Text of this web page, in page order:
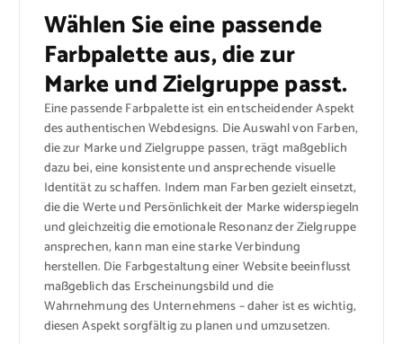
Wählen Sie eine passende
Farbpalette aus, die zur
Marke und Zielgruppe passt.
Eine passende Farbpalette ist ein entscheidender Aspekt
des authentischen Webdesigns. Die Auswahl von Farben,
die zur Marke und Zielgruppe passen, trägt maßgeblich
dazu bei, eine konsistente und ansprechende visuelle
Identität zu schaffen. Indem man Farben gezielt einsetzt,
die die Werte und Persönlichkeit der Marke widerspiegeln
und gleichzeitig die emotionale Resonanz der Zielgruppe
ansprechen, kann man eine starke Verbindung
herstellen. Die Farbgestaltung einer Website beeinflusst
maßgeblich das Erscheinungsbild und die
Wahrnehmung des Unternehmens – daher ist es wichtig,
diesen Aspekt sorgfältig zu planen und umzusetzen.